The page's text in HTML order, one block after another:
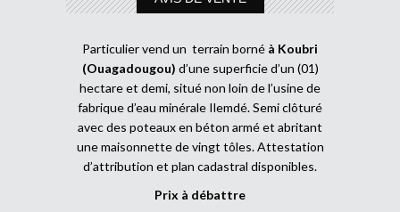
Particulier vend un terrain borné à Koubri
(Ouagadougou) d’une superficie d’un (01)
hectare et demi, situé non loin de l’usine de
fabrique d’eau minérale Ilemdé. Semi clôturé
avec des poteaux en béton armé et abritant
une maisonnette de vingt tôles. Attestation
d’attribution et plan cadastral disponibles.
Prix à débattre